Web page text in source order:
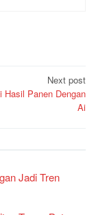
Next post
Hasil Panen Dengan
Ai
Jadi Tren